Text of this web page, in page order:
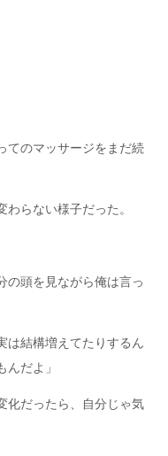
てのマッサージをまだ続
らない様子だった。
の頭を見ながら俺は言っ
は結構増えてたりするん
だよ」
化だったら、自分じゃ気